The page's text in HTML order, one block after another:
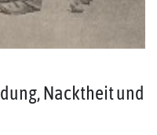
Nacktheit und